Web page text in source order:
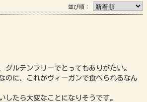
並び順：
グルテンフリーでとってもありがたい。
のに、これがヴィーガンで食べられるなん
したら大変なことになりそうです。